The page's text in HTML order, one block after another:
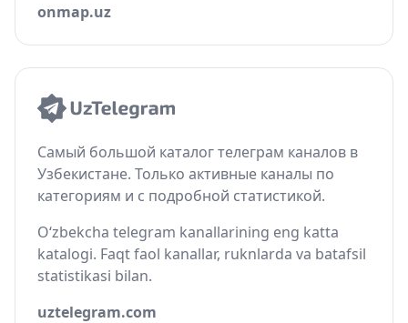
onmap.uz
Самый большой каталог телеграм каналов в
Узбекистане. Только активные каналы по
категориям и с подробной статистикой.
O‘zbekcha telegram kanallarining eng katta
katalogi. Faqt faol kanallar, ruknlarda va batafsil
statistikasi bilan.
uztelegram.com